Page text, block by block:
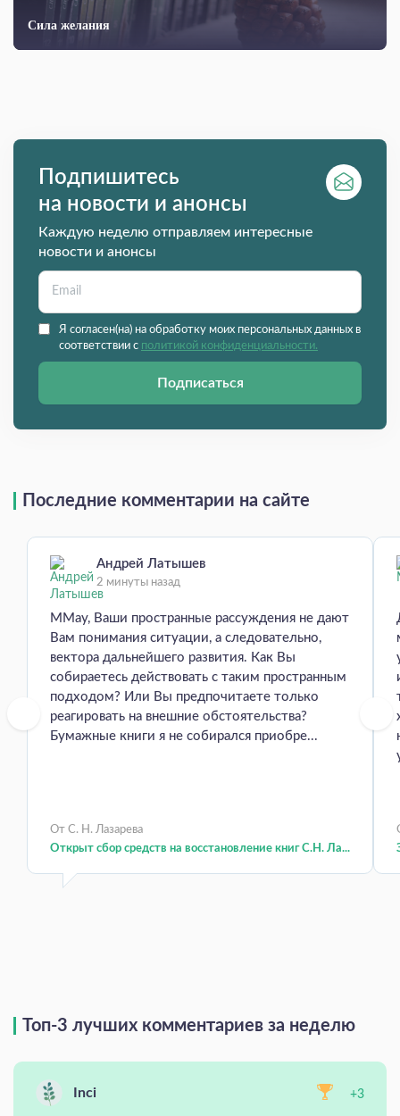
Сила желания
Подпишитесь
на новости и анонсы
Каждую неделю отправляем интересные
новости и анонсы
Я согласен(на) на обработку моих персональных данных в
соответствии с политикой конфиденциальности.
Подписаться
Последние комментарии на сайте
Андрей Латышев
2 минуты назад
MMay, Ваши пространные рассуждения не дают
Вам понимания ситуации, а следовательно,
вектора дальнейшего развития. Как Вы
собираетесь действовать с таким пространным
подходом? Или Вы предпочитаете только
реагировать на внешние обстоятельства?
Бумажные книги я не собирался приобре...
От С. Н. Лазарева
Открыт сбор средств на восстановление книг С.Н. Ла...
Топ-3 лучших комментариев за неделю
Inci +3